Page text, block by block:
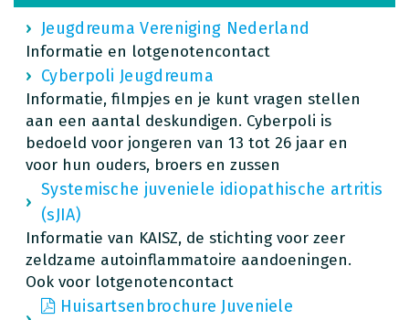
Jeugdreuma Vereniging Nederland
Informatie en lotgenotencontact
Cyberpoli Jeugdreuma
Informatie, filmpjes en je kunt vragen stellen
aan een aantal deskundigen. Cyberpoli is
bedoeld voor jongeren van 13 tot 26 jaar en
voor hun ouders, broers en zussen
Systemische juveniele idiopathische artritis
(sJIA)
Informatie van KAISZ, de stichting voor zeer
zeldzame autoinflammatoire aandoeningen.
Ook voor lotgenotencontact
Huisartsenbrochure Juveniele